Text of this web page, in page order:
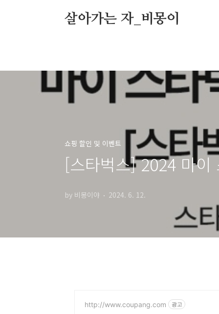
살아가는 자_비몽이
쇼핑 할인 및 이벤트
[스타벅스] 2024 마이
by 비몽이야 2024. 6. 12.
http://www.coupang.com 광고